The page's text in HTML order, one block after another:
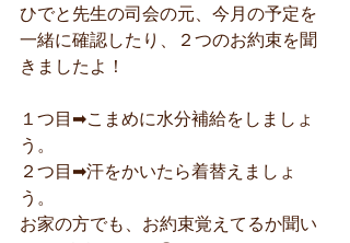
ひでと先生の司会の元、今月の予定を
一緒に確認したり、２つのお約束を聞
きましたよ！
１つ目➡こまめに水分補給をしましょ
う。
２つ目➡汗をかいたら着替えましょ
う。
お家の方でも、お約束覚えてるか聞い